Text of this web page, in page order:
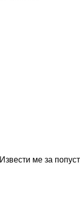
Извести ме за попуст